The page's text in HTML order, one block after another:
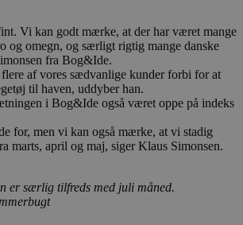
Vi kan godt mærke, at der har været mange
og omegn, og særligt rigtig mange danske
fra Bog&Ide.
af vores sædvanlige kunder forbi for at
til haven, uddyber han.
i Bog&Ide også været oppe på indeks
for, men vi kan også mærke, at vi stadig
marts, april og maj, siger Klaus Simonsen.
er særlig tilfreds med juli måned.